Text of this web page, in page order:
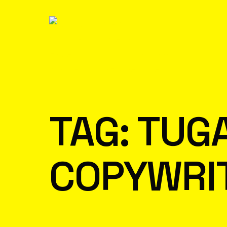
TAG: